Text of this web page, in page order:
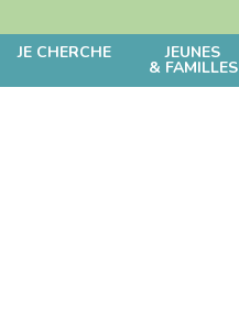
JE CHERCHE JEUNES
& FAMILLES